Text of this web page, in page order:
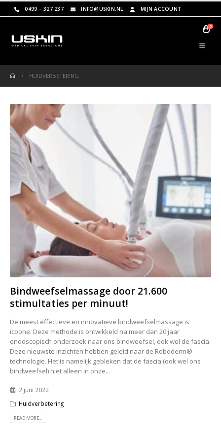
0499 – 327 237 INFO@USKIN.NL MIJN ACCOUNT
0
HUIDVERBETERING
Bindweefselmassage door 21.600
stimultaties per minuut!
De meest effectieve en innovatieve bindweefselmassage is
icoone. Deze methode is ontwikkeld na meer dan 20 jaar
endoscopisch onderzoek naar ons bindweefsel, ook wel de fascia.
Deze nieuwste inzichten hebben geleid naar de Roboderm®
technologie. Het is namelijk gebleken dat de fascia (ook wel ons
bindweefsel) niet alleen in onze...
2 juni 2022
Huidverbetering
READ MORE...